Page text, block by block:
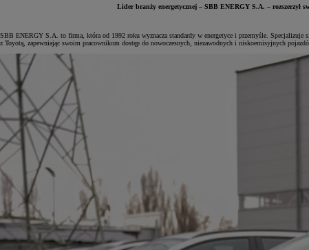
Od81 900 zł
Yaris Cross
HYBRID
Lider branży energetycznej – SBB ENERGY S.A. – rozszerzył
SBB ENERGY S.A. to firma, która od 1992 roku wyznacza standardy w energetyce i przemyśle. Specjalizuje
z Toyotą, zapewniając swoim pracownikom dostęp do nowoczesnych, niezawodnych i niskoemisyjnych